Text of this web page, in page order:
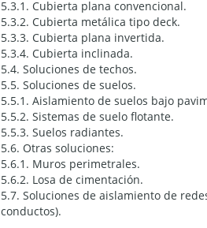
5.3.1. Cubierta plana convencional.
5.3.2. Cubierta metálica tipo deck.
5.3.3. Cubierta plana invertida.
5.3.4. Cubierta inclinada.
5.4. Soluciones de techos.
5.5. Soluciones de suelos.
5.5.1. Aislamiento de suelos bajo
5.5.2. Sistemas de suelo flotante.
5.5.3. Suelos radiantes.
5.6. Otras soluciones:
5.6.1. Muros perimetrales.
5.6.2. Losa de cimentación.
5.7. Soluciones de aislamiento de
conductos).